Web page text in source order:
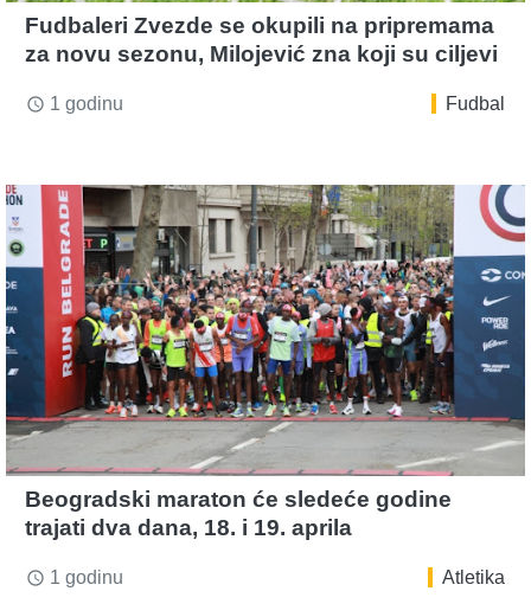
Fudbaleri Zvezde se okupili na pripremama
za novu sezonu, Milojević zna koji su ciljevi
access_time 1 godinu Fudbal
Beogradski maraton će sledeće godine
trajati dva dana, 18. i 19. aprila
access_time 1 godinu Atletika